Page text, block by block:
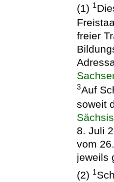
(1) 1
freier
3Auf
soweit
8. Juli
vom
jeweils
(2) 1